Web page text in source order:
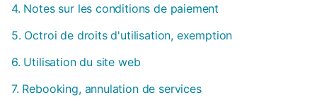
4. Notes sur les conditions de paiement
5. Octroi de droits d'utilisation, exemption
6. Utilisation du site web
7. Rebooking, annulation de services